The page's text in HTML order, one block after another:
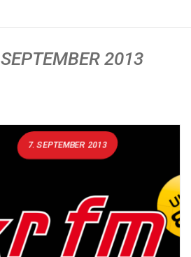
SEPTEMBER 2013
7. SEPTEMBER 2013